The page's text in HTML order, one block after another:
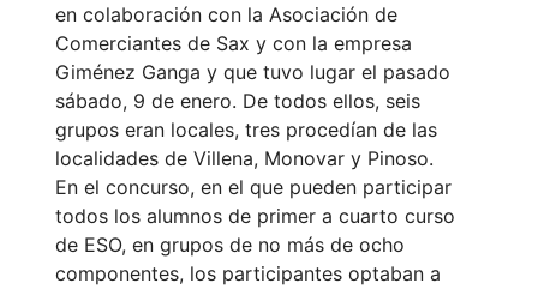
en colaboración con la Asociación de
Comerciantes de Sax y con la empresa
Giménez Ganga y que tuvo lugar el pasado
sábado, 9 de enero. De todos ellos, seis
grupos eran locales, tres procedían de las
localidades de Villena, Monovar y Pinoso.
En el concurso, en el que pueden participar
todos los alumnos de primer a cuarto curso
de ESO, en grupos de no más de ocho
componentes, los participantes optaban a